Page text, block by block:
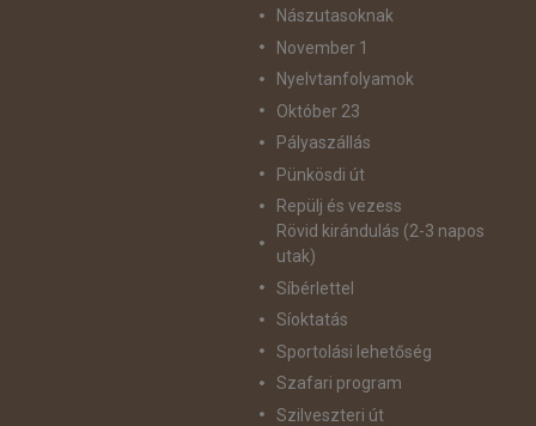
Nászutasoknak
November 1
Nyelvtanfolyamok
Október 23
Pályaszállás
Pünkösdi út
Repülj és vezess
Rövid kirándulás (2-3 napos
utak)
Síbérlettel
Síoktatás
Sportolási lehetőség
Szafari program
Szilveszteri út